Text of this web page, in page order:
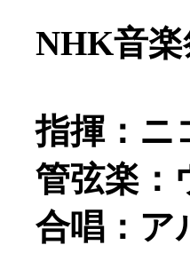
NHK音楽
指揮：ニ
管弦楽：
合唱：ア